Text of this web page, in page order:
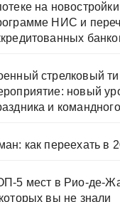
на
НИС и
стрелковый
новый
и
как переехать в
5 мест в Рио-де-
вы не знали